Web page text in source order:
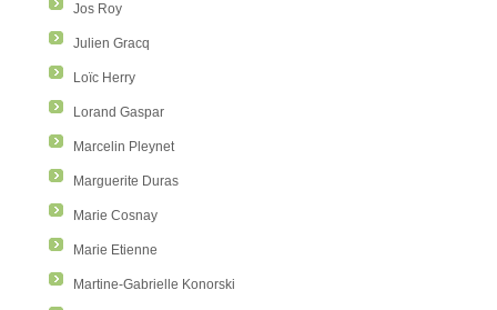
Jos Roy
Julien Gracq
Loïc Herry
Lorand Gaspar
Marcelin Pleynet
Marguerite Duras
Marie Cosnay
Marie Etienne
Martine-Gabrielle Konorski